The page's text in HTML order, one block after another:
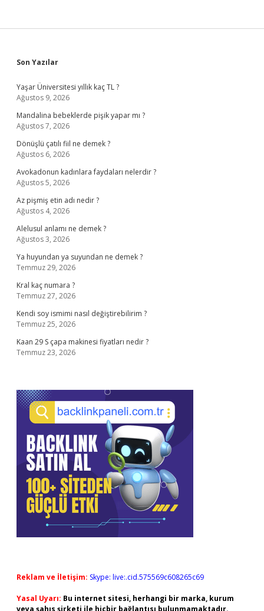
Sidebar
Son Yazılar
Yaşar Üniversitesi yıllık kaç TL ?
Ağustos 9, 2026
Mandalina bebeklerde pişik yapar mı ?
Ağustos 7, 2026
Dönüşlü çatılı fiil ne demek ?
Ağustos 6, 2026
Avokadonun kadınlara faydaları nelerdir ?
Ağustos 5, 2026
Az pişmiş etin adı nedir ?
Ağustos 4, 2026
Alelusul anlamı ne demek ?
Ağustos 3, 2026
Ya huyundan ya suyundan ne demek ?
Temmuz 29, 2026
Kral kaç numara ?
Temmuz 27, 2026
Kendi soy ismimi nasıl değiştirebilirim ?
Temmuz 25, 2026
Kaan 29 S çapa makinesi fiyatları nedir ?
Temmuz 23, 2026
Reklam ve İletişim: Skype: live:.cid.575569c608265c69
Yasal Uyarı: Bu internet sitesi, herhangi bir marka, kurum
veya şahıs şirketi ile hiçbir bağlantısı bulunmamaktadır.